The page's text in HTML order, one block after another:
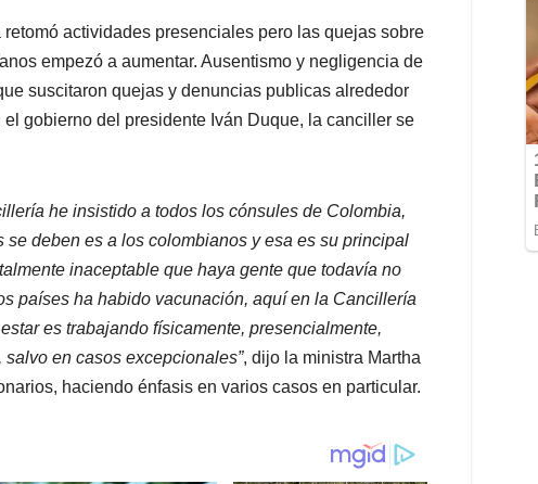
actividades presenciales pero las quejas sobre
empezó a aumentar. Ausentismo y negligencia de
suscitaron quejas y denuncias publicas alrededor
gobierno del presidente Iván Duque, la canciller se
he insistido a todos los cónsules de Colombia,
deben es a los colombianos y esa es su principal
inaceptable que haya gente que todavía no
países ha habido vacunación, aquí en la Cancillería
es trabajando físicamente, presencialmente,
en casos excepcionales”, dijo la ministra Martha
haciendo énfasis en varios casos en particular.